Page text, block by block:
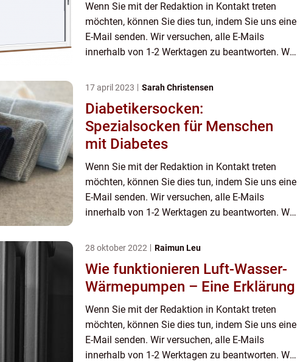
Wenn Sie mit der Redaktion in Kontakt treten
möchten, können Sie dies tun, indem Sie uns eine
E-Mail senden. Wir versuchen, alle E-Mails
innerhalb von 1-2 Werktagen zu beantworten. Wir
Kommentare auf unse...
17 april 2023 Sarah Christensen
Diabetikersocken:
Spezialsocken für Menschen
mit Diabetes
Wenn Sie mit der Redaktion in Kontakt treten
möchten, können Sie dies tun, indem Sie uns eine
E-Mail senden. Wir versuchen, alle E-Mails
innerhalb von 1-2 Werktagen zu beantworten. Wir
Kommentare auf unse...
28 oktober 2022 Raimun Leu
Wie funktionieren Luft-Wasser-
Wärmepumpen – Eine Erklärung
Wenn Sie mit der Redaktion in Kontakt treten
möchten, können Sie dies tun, indem Sie uns eine
E-Mail senden. Wir versuchen, alle E-Mails
innerhalb von 1-2 Werktagen zu beantworten. Wir